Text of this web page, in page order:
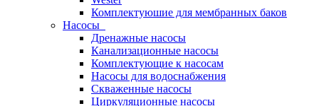
Комплектуюшие для мембранных баков
Насосы
Дренажные насосы
Канализационные насосы
Комплектующие к насосам
Насосы для водоснабжения
Скваженные насосы
Циркуляционные насосы